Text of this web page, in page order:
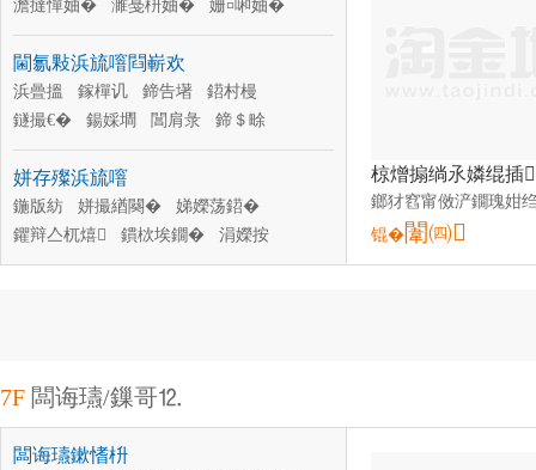
澹撻憚妯�
濉戞枡妯�
姗¤啝妯�
娌栧妯�
閼勯€犳ā
閸涢€犳ā
鎷夌挡妯�
鎴愬瀷妯�
绮夋湯鍐堕噾妯�
蹇€熺稉婵熸ā鍏�
閫氱敤浜旈噾閰嶄欢
浜曡搵 鎵樿讥 鍗告墸
鍣村槾
鐩撮€�
鍚婇墹 閶肩彔
鍗＄畭
杌哥摝
鑵宠吉 鎺ラ牠 婊剧瓛
姘存殩浜旈噾
鍦版紡 姘撮緧闋�
娣嬫荡鍣�
鑺辩亼杌熺
鏆栨埃鐗�
涓嬫按
鍒嗘按鍣�
闁ヨ姱
娌栨礂闁�
锟�闈㈣
7F 闆诲瓙/鏁哥⒓
闆诲瓙鏉愭枡